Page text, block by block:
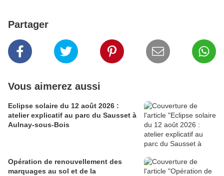
Partager
Vous aimerez aussi
Eclipse solaire du 12 août 2026 :
atelier explicatif au parc du Sausset à
Aulnay-sous-Bois
Opération de renouvellement des
marquages au sol et de la